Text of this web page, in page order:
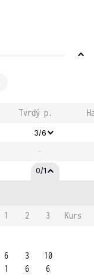
Tvrdý p.
3/6
-
0/1
1 2 3
Kurs
6
1
3
6
10
6